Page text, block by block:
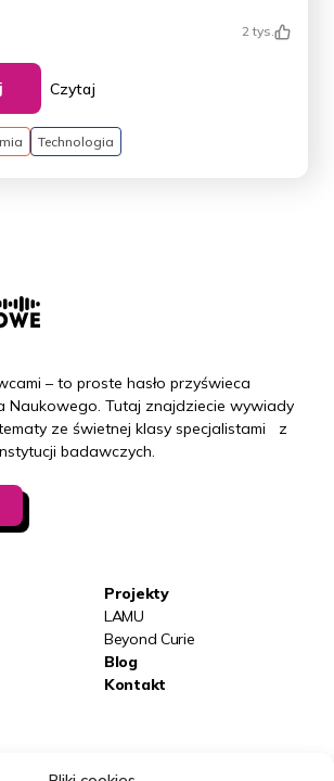
2 tys.
Czytaj
Technologia
– to proste hasło przyświeca
Naukowego. Tutaj znajdziecie wywiady
ze świetnej klasy specjalistami z
badawczych.
Projekty
LAMU
Beyond Curie
Blog
Kontakt